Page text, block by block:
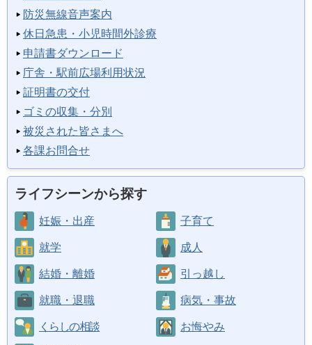
防災無線音声案内
休日急患・小児時間外診療
申請書ダウンロード
庁舎・駅前広場利用状況
証明書の交付
ゴミの収集・分別
被災された皆さまへ
各課お問合せ
ライフシーンから探す
妊娠・出産 子育て
就学 成人
結婚・離婚 引っ越し
就職・退職 病気・事故
くらしの相談 お悔やみ